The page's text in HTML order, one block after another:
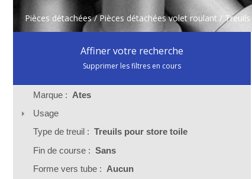
Pièces détachées /Pièces détachées volet roulant / Treuils
Affiner votre recherche
Supprimer les filtres en cours
Marque : Ates
Usage
Type de treuil : Treuils pour store toile
Fin de course : Sans
Forme vers tube : Aucun